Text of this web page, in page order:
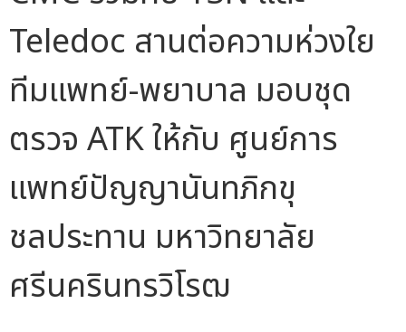
Teledoc สานต่อความห่วงใย
ทีมแพทย์-พยาบาล มอบชุด
ตรวจ ATK ให้กับ ศูนย์การ
แพทย์ปัญญานันทภิกขุ
ชลประทาน มหาวิทยาลัย
ศรีนครินทรวิโรฒ